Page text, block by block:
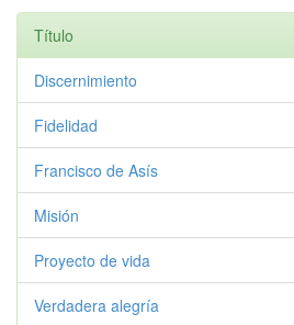
Título
Discernimiento
Fidelidad
Francisco de Asís
Misión
Proyecto de vida
Verdadera alegría